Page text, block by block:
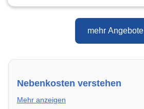
mehr Angebote
Nebenkosten verstehen
Mehr anzeigen